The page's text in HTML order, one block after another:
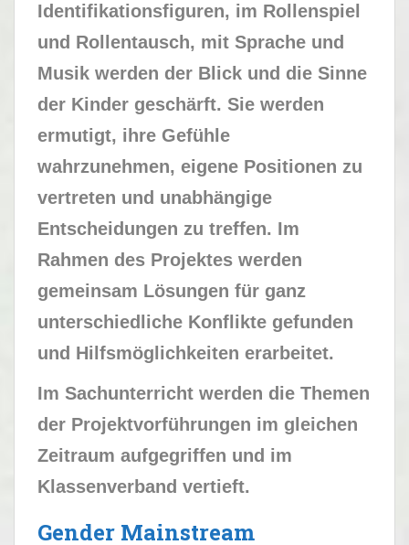
Identifikationsfiguren, im Rollenspiel
und Rollentausch, mit Sprache und
Musik werden der Blick und die Sinne
der Kinder geschärft. Sie werden
ermutigt, ihre Gefühle
wahrzunehmen, eigene Positionen zu
vertreten und unabhängige
Entscheidungen zu treffen. Im
Rahmen des Projektes werden
gemeinsam Lösungen für ganz
unterschiedliche Konflikte gefunden
und Hilfsmöglichkeiten erarbeitet.
Im Sachunterricht werden die Themen
der Projektvorführungen im gleichen
Zeitraum aufgegriffen und im
Klassenverband vertieft.
Gender Mainstream